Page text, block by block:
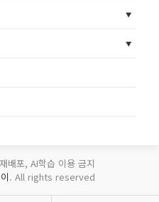
배포, AI학습 이용 금지
. All rights reserved